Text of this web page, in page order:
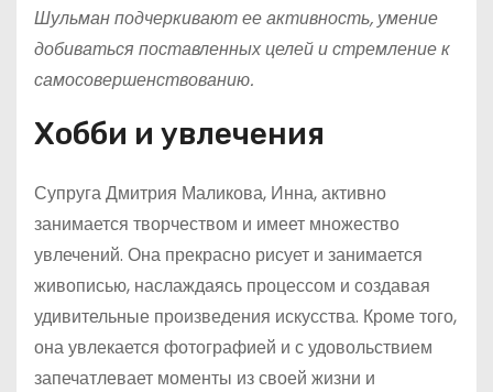
Шульман подчеркивают ее активность, умение
добиваться поставленных целей и стремление к
самосовершенствованию.
Хобби и увлечения
Супруга Дмитрия Маликова, Инна, активно
занимается творчеством и имеет множество
увлечений. Она прекрасно рисует и занимается
живописью, наслаждаясь процессом и создавая
удивительные произведения искусства. Кроме того,
она увлекается фотографией и с удовольствием
запечатлевает моменты из своей жизни и